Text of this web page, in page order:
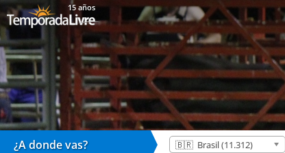
15 años
¿A donde vas? 🇧🇷 Brasil (11.312)